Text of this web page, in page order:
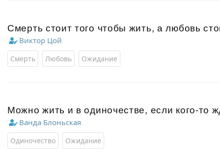
Смерть стоит того чтобы жить, а любовь
Виктор Цой
Смерть Любовь Ожидание
Можно жить и в одиночестве, если кого-то
Ванда Блоньская
Одиночество Ожидание